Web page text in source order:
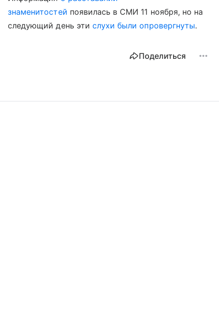
знаменитостей появилась в СМИ 11 ноября, но на
следующий день эти слухи были опровергнуты.
Поделиться